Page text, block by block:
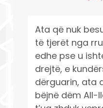
Ata që nuk
të tjerët nga
edhe pse u
drejtë, e
dërguarin, ata
bëjnë dëm All-